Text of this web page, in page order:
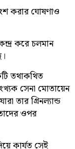
করার ঘোষণাও
করে চলমান
তথাকথিত
সেনা মোতায়েন
তার গ্রিনল্যান্ড
ওপর
কার্যত সেই